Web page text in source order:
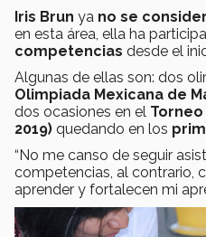
Iris Brun ya no se
en esta área, ella ha
competencias desde el
Algunas de ellas son: dos
Olimpiada Mexicana de
dos ocasiones en el
2019) quedando en los
“No me canso de seguir
competencias, al contrario,
aprender y fortalecen mi